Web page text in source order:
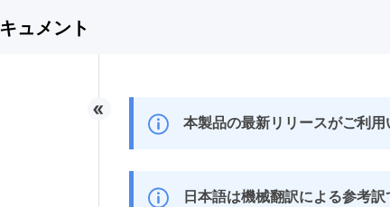
ュメント
本製品の最新リリースがご利用
日本語は機械翻訳による参考